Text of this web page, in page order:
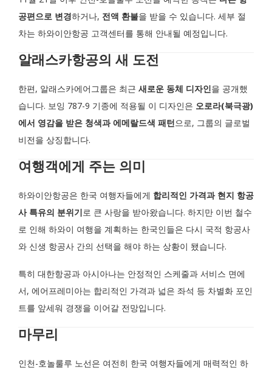
공편으로 변경하거나, 전액 환불을 받을 수 있습니다. 세부 절
차는 하와이안항공 고객센터를 통해 안내될 예정입니다.
알래스카항공의 새 도전
한편, 알래스카에어그룹은 최근 새로운 동체 디자인을 공개했
습니다. 보잉 787-9 기종에 적용될 이 디자인은 오로라(북극광)
에서 영감을 받은 청색과 에메랄드색 패턴으로, 그룹의 글로벌
비전을 상징합니다.
여행객에게 주는 의미
하와이안항공은 한국 여행자들에게 합리적인 가격과 현지 항공
사 특유의 분위기로 큰 사랑을 받아왔습니다. 하지만 이번 철수
로 인해 하와이 여행을 계획하는 한국인들은 다시 국적 항공사
와 신생 항공사 간의 선택을 해야 하는 상황이 됐습니다.
특히 대한항공과 아시아나는 안정적인 스케줄과 서비스 면에
서, 에어프레미아는 합리적인 가격과 넓은 좌석 등 차별화 포인
트를 앞세워 경쟁을 이어갈 전망입니다.
마무리
인천-호놀룰루 노선은 여전히 한국 여행자들에게 매력적인 하